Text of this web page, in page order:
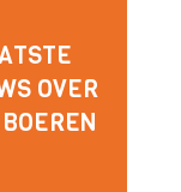
OVER